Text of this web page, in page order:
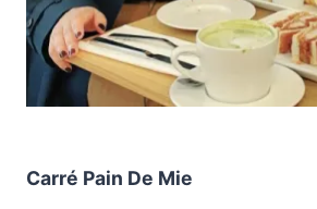
Carré Pain De Mie